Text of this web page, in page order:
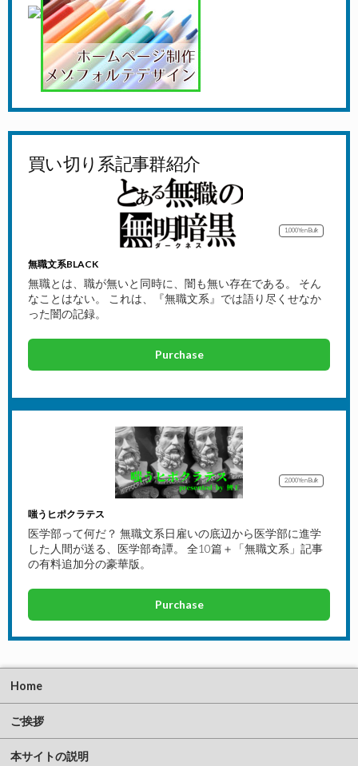
買い切り系記事群紹介
1,000YenBulk
無職文系BLACK
無職とは、職が無いと同時に、闇も無い存在である。 そん
なことはない。 これは、『無職文系』では語り尽くせなか
った闇の記録。
Purchase
2,000YenBulk
嗤うヒポクラテス
医学部って何だ？ 無職文系日雇いの底辺から医学部に進学
した人間が送る、医学部奇譚。 全10篇＋「無職文系」記事
の有料追加分の豪華版。
Purchase
Home
ご挨拶
本サイトの説明